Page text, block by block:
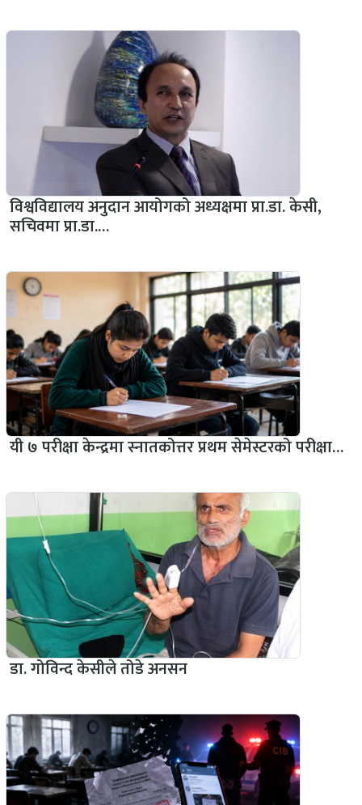
विश्वविद्यालय अनुदान आयोगको अध्यक्षमा प्रा.डा. केसी,
सचिवमा प्रा.डा.…
यी ७ परीक्षा केन्द्रमा स्नातकोत्तर प्रथम सेमेस्टरको परीक्षा…
डा. गोविन्द केसीले तोडे अनसन